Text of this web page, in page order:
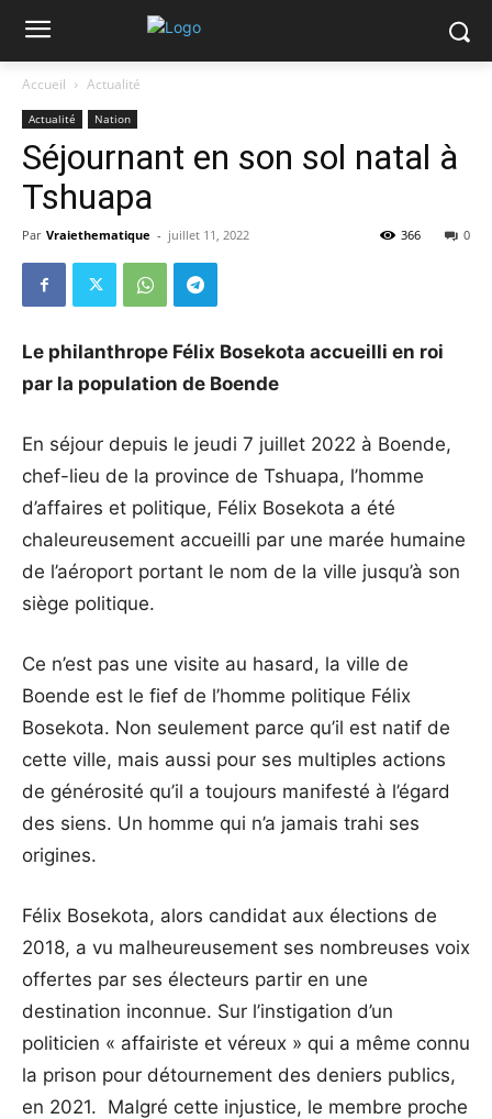
Accueil Actualité
Actualité Nation
Séjournant en son sol natal à
Tshuapa
Par Vraiethematique - juillet 11, 2022 0
366
Le philanthrope Félix Bosekota accueilli en roi
par la population de Boende
En séjour depuis le jeudi 7 juillet 2022 à Boende,
chef-lieu de la province de Tshuapa, l’homme
d’affaires et politique, Félix Bosekota a été
chaleureusement accueilli par une marée humaine
de l’aéroport portant le nom de la ville jusqu’à son
siège politique.
Ce n’est pas une visite au hasard, la ville de
Boende est le fief de l’homme politique Félix
Bosekota. Non seulement parce qu’il est natif de
cette ville, mais aussi pour ses multiples actions
de générosité qu’il a toujours manifesté à l’égard
des siens. Un homme qui n’a jamais trahi ses
origines.
Félix Bosekota, alors candidat aux élections de
2018, a vu malheureusement ses nombreuses voix
offertes par ses électeurs partir en une
destination inconnue. Sur l’instigation d’un
politicien « affairiste et véreux » qui a même connu
la prison pour détournement des deniers publics,
en 2021. Malgré cette injustice, le membre proche